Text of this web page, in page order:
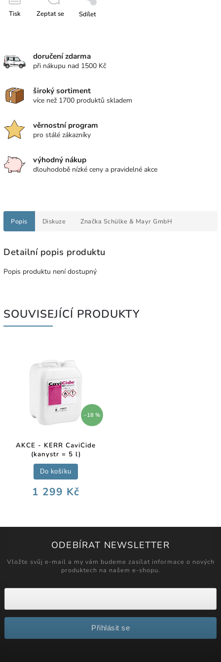
Tisk Zeptat se Sdílet
doručení zdarma
při nákupu nad 1500 Kč
široký sortiment
více než 1700 produktů skladem
věrnostní program
pro stálé zákazníky
výhodný nákup
dlouhodobě nízké ceny a pravidelné akce
Popis Diskuze Značka Schülke & Mayr GmbH
Detailní popis produktu
Popis produktu není dostupný
SOUVISEJÍCÍ PRODUKTY
–18 %
AKCE - KERR CaviCide
(kanystr = 5 l)
1 299 Kč
Do košíku
ODEBÍRAT NEWSLETTER
Vložte svůj e-mail a my vám budeme zasílat informace o nových
produktech na našem e-shopu.
Přihlásit se